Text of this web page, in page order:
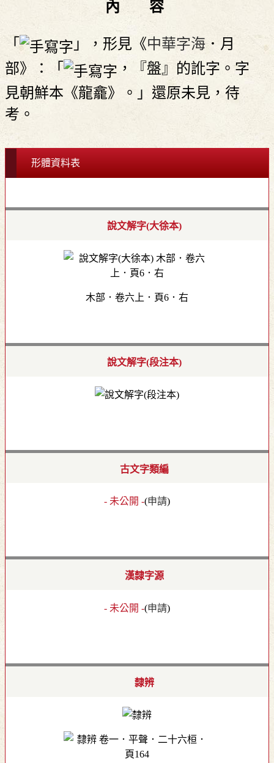
內 容
「 」，形見《中華字海 ．月
部》：「
，『盤』的訛字。字
見朝鮮本《龍龕》。」還原未見，待
考。
形體資料表
說文解字(大徐本)
木部．卷六上．頁6．右
說文解字(段注本)
古文字類編
- 未公開 -(申請)
漢隸字源
- 未公開 -(申請)
隸辨